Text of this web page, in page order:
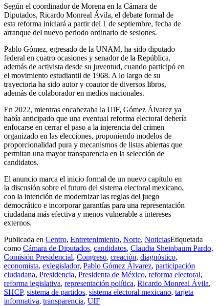
Según el coordinador de Morena en la Cámara de
Diputados, Ricardo Monreal Ávila, el debate formal de
esta reforma iniciará a partir del 1 de septiembre, fecha de
arranque del nuevo periodo ordinario de sesiones.
Pablo Gómez, egresado de la UNAM, ha sido diputado
federal en cuatro ocasiones y senador de la República,
además de activista desde su juventud, cuando participó en
el movimiento estudiantil de 1968. A lo largo de su
trayectoria ha sido autor y coautor de diversos libros,
además de colaborador en medios nacionales.
En 2022, mientras encabezaba la UIF, Gómez Álvarez ya
había anticipado que una eventual reforma electoral debería
enfocarse en cerrar el paso a la injerencia del crimen
organizado en las elecciones, proponiendo modelos de
proporcionalidad pura y mecanismos de listas abiertas que
permitan una mayor transparencia en la selección de
candidatos.
El anuncio marca el inicio formal de un nuevo capítulo en
la discusión sobre el futuro del sistema electoral mexicano,
con la intención de modernizar las reglas del juego
democrático e incorporar garantías para una representación
ciudadana más efectiva y menos vulnerable a intereses
externos.
Publicada en Centro, Entretenimiento, Norte, NoticiasEtiquetada
como Cámara de Diputados, candidatos, Claudia Sheinbaum Pardo,
Comisión Presidencial, Congreso, creación, diagnóstico,
economista, exlegislador, Pablo Gómez Álvarez, participación
ciudadana, Presidencia, Presidenta de México, reforma electoral,
reforma legislativa, representación política, Ricardo Monreal Ávila,
SHCP, sistema de partidos, sistema electoral mexicano, tarjeta
informativa, transparencia, UIF